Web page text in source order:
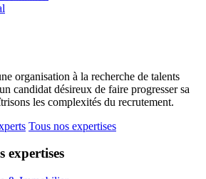
organisation à la recherche de talents
candidat désireux de faire progresser sa
les complexités du recrutement.
Tous nos expertises
expertises